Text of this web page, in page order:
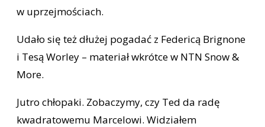
w uprzejmościach.
Udało się też dłużej pogadać z Federicą Brignone
i Tesą Worley – materiał wkrótce w NTN Snow &
More.
Jutro chłopaki. Zobaczymy, czy Ted da radę
kwadratowemu Marcelowi. Widziałem